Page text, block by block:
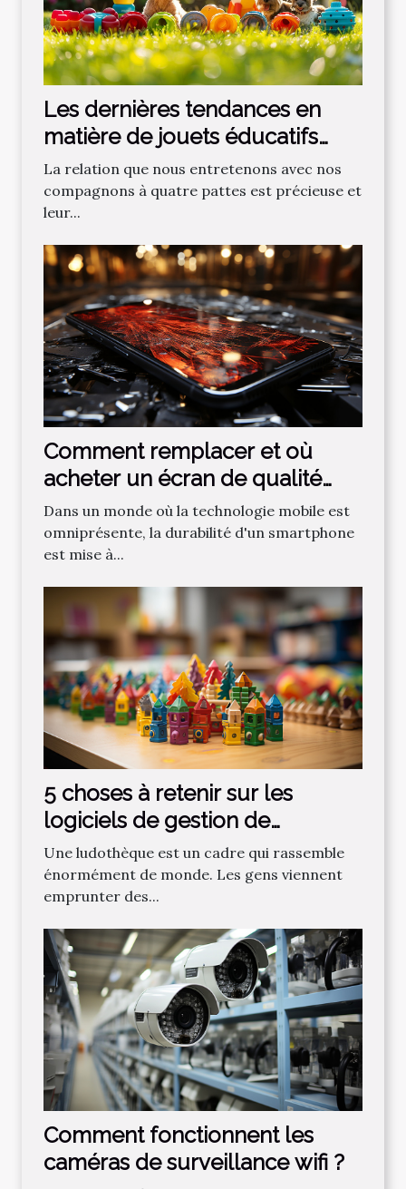
Les dernières tendances en
matière de jouets éducatifs
pour chiens
La relation que nous entretenons avec nos
compagnons à quatre pattes est précieuse et
leur...
Comment remplacer et où
acheter un écran de qualité
pour votre smartphone
Dans un monde où la technologie mobile est
omniprésente, la durabilité d'un smartphone
est mise à...
5 choses à retenir sur les
logiciels de gestion de
ludothèques
Une ludothèque est un cadre qui rassemble
énormément de monde. Les gens viennent
emprunter des...
Comment fonctionnent les
caméras de surveillance wifi ?